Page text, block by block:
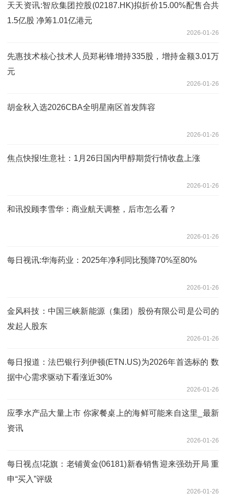
天天资讯:智欣集团控股(02187.HK)拟折价15.00%配售合共
1.5亿股 净筹1.01亿港元
2026-01-26
先惠技术核心技术人员郑彬锋增持335股，增持金额3.01万
元
2026-01-26
胡金秋入选2026CBA全明星南区首发阵容
2026-01-26
焦点快报!生意社：1月26日国内甲醇期货行情收盘上涨
2026-01-26
和讯投顾李雪华：商业航天调整，后市怎么看？
2026-01-26
每日视讯:华海药业：2025年净利同比预降70%至80%
2026-01-26
金风科技：中国三峡新能源（集团）股份有限公司是公司的
发起人股东
2026-01-26
每日报道：法巴银行列伊顿(ETN.US)为2026年首选标的 数
据中心需求驱动下看涨近30%
2026-01-26
应季水产品大量上市 你家餐桌上的海鲜可能来自这里_最新
资讯
2026-01-26
每日视点!花旗：老铺黄金(06181)新春销售迎来强劲开局 重
申“买入”评级
2026-01-26